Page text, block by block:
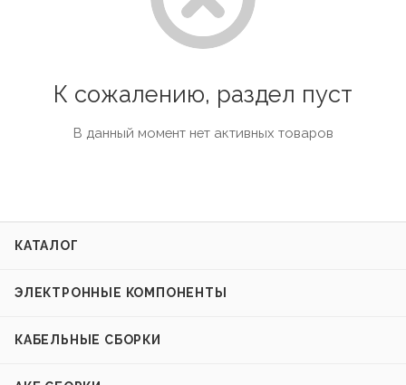
К сожалению, раздел пуст
В данный момент нет активных товаров
КАТАЛОГ
ЭЛЕКТРОННЫЕ КОМПОНЕНТЫ
КАБЕЛЬНЫЕ СБОРКИ